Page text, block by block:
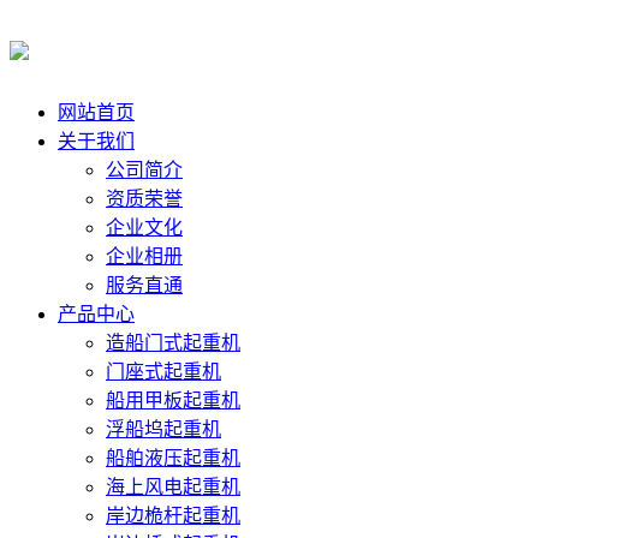
网站首页
关于我们
公司简介
资质荣誉
企业文化
企业相册
服务直通
产品中心
造船门式起重机
门座式起重机
船用甲板起重机
浮船坞起重机
船舶液压起重机
海上风电起重机
岸边桅杆起重机